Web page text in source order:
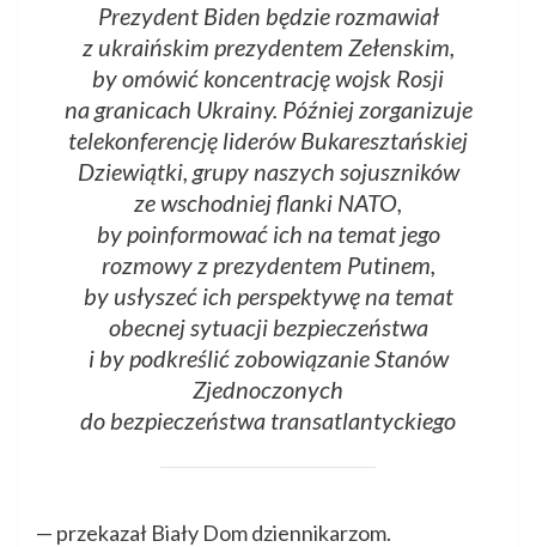
Prezydent Biden będzie rozmawiał
z ukraińskim prezydentem Zełenskim,
by omówić koncentrację wojsk Rosji
na granicach Ukrainy. Później zorganizuje
telekonferencję liderów Bukaresztańskiej
Dziewiątki, grupy naszych sojuszników
ze wschodniej flanki NATO,
by poinformować ich na temat jego
rozmowy z prezydentem Putinem,
by usłyszeć ich perspektywę na temat
obecnej sytuacji bezpieczeństwa
i by podkreślić zobowiązanie Stanów
Zjednoczonych
do bezpieczeństwa transatlantyckiego
— przekazał Biały Dom dziennikarzom.